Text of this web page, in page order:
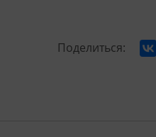
Поделиться: